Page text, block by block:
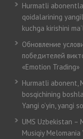
Hurmatli
qoidalarining
kuchga kirishini
Обновление
победителей
«Emotion Trading»
Hurmatli abonent,
bosqichining
Yangi o’yin, yangi
UMS Uzbekistan –
Musiqiy